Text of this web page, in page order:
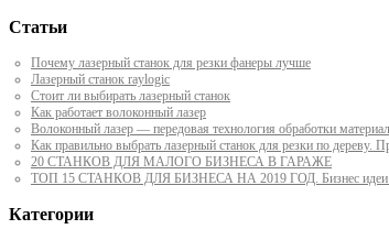
Статьи
Почему лазерный станок для резки фанеры лучше
Лазерный станок raylogic
Стоит ли выбирать лазерный станок
Как работает волоконный лазер
Волоконный лазер — передовая технология обработки
Как правильно выбрать лазерный станок для резки по дереву.
20 СТАНКОВ ДЛЯ МАЛОГО БИЗНЕСА В ГАРАЖЕ
ТОП 15 СТАНКОВ ДЛЯ БИЗНЕСА НА 2019 ГОД. Бизнес идеи
Категории